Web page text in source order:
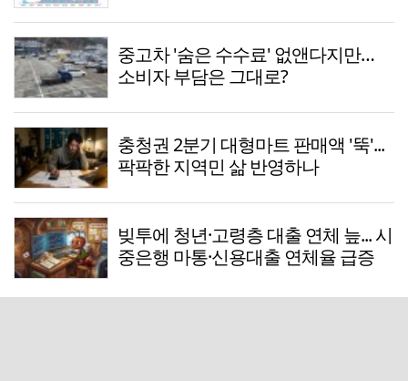
중고차 '숨은 수수료' 없앤다지만…
소비자 부담은 그대로?
충청권 2분기 대형마트 판매액 '뚝'...
팍팍한 지역민 삶 반영하나
빚투에 청년·고령층 대출 연체 늪... 시
중은행 마통·신용대출 연체율 급증